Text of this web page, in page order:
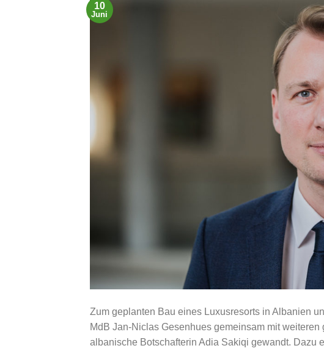
10
Juni
Zum geplanten Bau eines Luxusresorts in Albanien
MdB Jan-Niclas Gesenhues gemeinsam mit
albanische Botschafterin Adia Sakiqi gewandt. Dazu